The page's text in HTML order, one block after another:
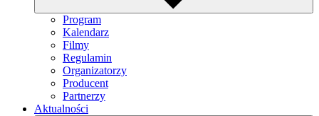
Program
Kalendarz
Filmy
Regulamin
Organizatorzy
Producent
Partnerzy
Aktualności